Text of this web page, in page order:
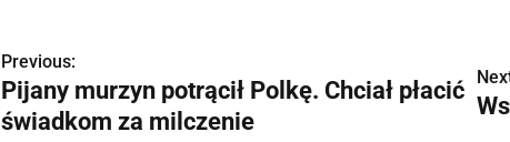
N
a
Previous:
Pijany murzyn potrącił Polkę. Chciał płacić
świadkom za milczenie